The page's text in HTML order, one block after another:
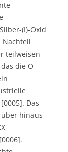
(I)-Oxid
Nachteil
teilweisen
die O-
Das
hinaus